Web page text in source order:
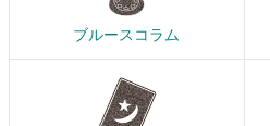
ブルースコラム